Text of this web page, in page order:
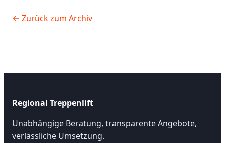
← Zurück zum Archiv
Regional Treppenlift
Unabhängige Beratung, transparente Angebote,
verlässliche Umsetzung.